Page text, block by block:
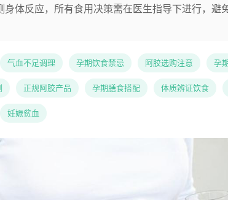
身体反应，所有食用决策需在医生指导下进行，避
气血不足调理 孕期饮食禁忌 阿胶选购注意 孕
正规阿胶产品 孕期膳食搭配 体质辨证饮食
妊娠贫血